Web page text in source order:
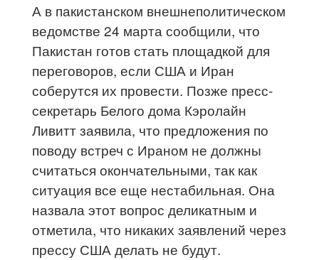
А в пакистанском внешнеполитическом
ведомстве 24 марта сообщили, что
Пакистан готов стать площадкой для
переговоров, если США и Иран
соберутся их провести. Позже пресс-
секретарь Белого дома Кэролайн
Ливитт заявила, что предложения по
поводу встреч с Ираном не должны
считаться окончательными, так как
ситуация все еще нестабильная. Она
назвала этот вопрос деликатным и
отметила, что никаких заявлений через
прессу США делать не будут.